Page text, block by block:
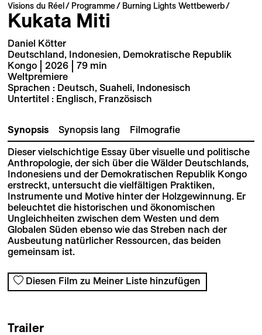
Visions du Réel Programme Burning Lights Wettbewerb
Kukata Miti
Daniel Kötter
Deutschland, Indonesien, Demokratische Republik
Kongo | 2026 | 79 min
Weltpremiere
Sprachen : Deutsch, Suaheli, Indonesisch
Untertitel : Englisch, Französisch
Synopsis Synopsis lang Filmografie
Dieser vielschichtige Essay über visuelle und politische
Anthropologie, der sich über die Wälder Deutschlands,
Indonesiens und der Demokratischen Republik Kongo
erstreckt, untersucht die vielfältigen Praktiken,
Instrumente und Motive hinter der Holzgewinnung. Er
beleuchtet die historischen und ökonomischen
Ungleichheiten zwischen dem Westen und dem
Globalen Süden ebenso wie das Streben nach der
Ausbeutung natürlicher Ressourcen, das beiden
gemeinsam ist.
Diesen Film zu Meiner Liste hinzufügen
Trailer